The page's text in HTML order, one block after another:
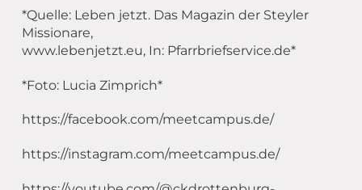
*Quelle: Leben jetzt. Das Magazin der Steyler
Missionare,
www.lebenjetzt.eu, In: Pfarrbriefservice.de*
*Foto: Lucia Zimprich*
https://facebook.com/meetcampus.de/
https://instagram.com/meetcampus.de/